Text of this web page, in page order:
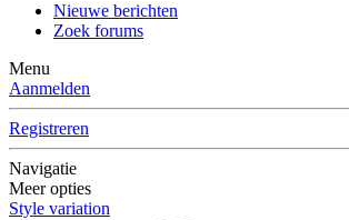
Nieuwe berichten
Zoek forums
Menu
Aanmelden
Registreren
Navigatie
Meer opties
Style variation